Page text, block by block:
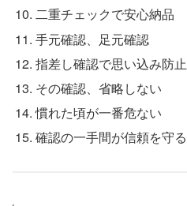
二重チェックで安心納品
手元確認、足元確認
指差し確認で思い込み防止
その確認、省略しない
慣れた頃が一番危ない
確認の一手間が信頼を守る